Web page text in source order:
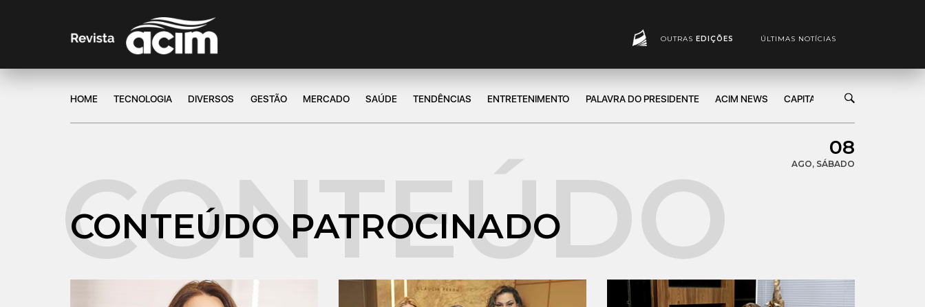
OUTRAS EDIÇÕES ÚLTIMAS NOTÍCIAS
HOME TECNOLOGIA DIVERSOS GESTÃO MERCADO SAÚDE TENDÊNCIAS ENTRETENIMENTO PALAVRA DO PRESIDENTE ACIM NEWS CAPITAL DE GIRO
08
AGO, SÁBADO
CONTEÚDO PATROCINADO